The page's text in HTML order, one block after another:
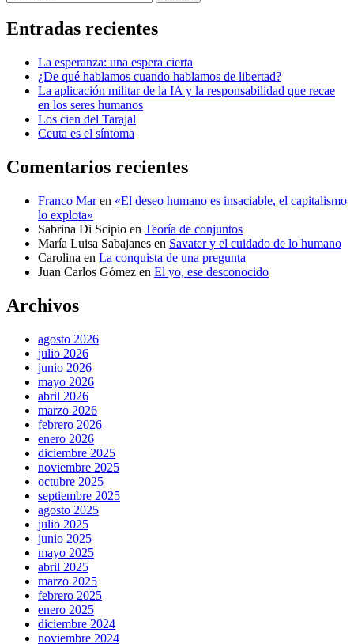
Entradas recientes
La esperanza: una espera cierta
¿De qué hablamos cuando hablamos de libertad?
La aplicación militar de la IA y la responsabilidad que recae
en los seres humanos
Los cien del Tarajal
Ceuta es el síntoma
Comentarios recientes
Franco Maren «El deseo humano es insaciable, el capitalismo
lo explota»
Sabrina Di Scipio en Teoría de conjuntos
María Luisa Sabajanes en Savater y el cuidado de lo humano
Carolina en La conquista de una pregunta
Juan Carlos Gómez en El yo, ese desconocido
Archivos
agosto 2026
julio 2026
junio 2026
mayo 2026
abril 2026
marzo 2026
febrero 2026
enero 2026
diciembre 2025
noviembre 2025
octubre 2025
septiembre 2025
agosto 2025
julio 2025
junio 2025
mayo 2025
abril 2025
marzo 2025
febrero 2025
enero 2025
diciembre 2024
noviembre 2024